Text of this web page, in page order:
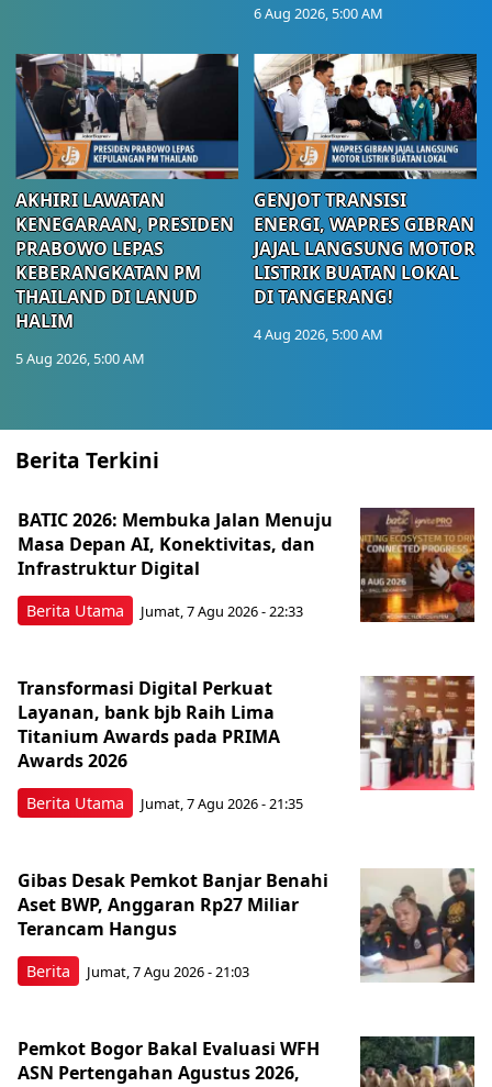
6 Aug 2026, 5:00 AM
AKHIRI LAWATAN
KENEGARAAN, PRESIDEN
PRABOWO LEPAS
KEBERANGKATAN PM
THAILAND DI LANUD
HALIM
5 Aug 2026, 5:00 AM
GENJOT TRANSISI
ENERGI, WAPRES GIBRAN
JAJAL LANGSUNG MOTOR
LISTRIK BUATAN LOKAL
DI TANGERANG!
4 Aug 2026, 5:00 AM
Berita Terkini
Berita Utama
BATIC 2026: Membuka Jalan Menuju
Masa Depan AI, Konektivitas, dan
Infrastruktur Digital
Jumat, 7 Agu 2026 - 22:33
Berita Utama
Transformasi Digital Perkuat
Layanan, bank bjb Raih Lima
Titanium Awards pada PRIMA
Awards 2026
Jumat, 7 Agu 2026 - 21:35
Berita
Gibas Desak Pemkot Banjar Benahi
Aset BWP, Anggaran Rp27 Miliar
Terancam Hangus
Jumat, 7 Agu 2026 - 21:03
Pemkot Bogor Bakal Evaluasi WFH
ASN Pertengahan Agustus 2026,